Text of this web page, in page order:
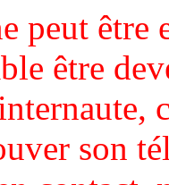
peut
être
son